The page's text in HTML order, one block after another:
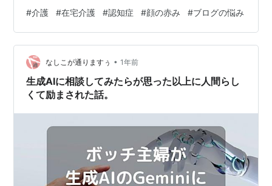
機嫌じゃな～い」とつっこみを入れたいほどだ。 辛そう
な様子もなく、しばらくこのまま続いてくれることを願
うばかりだ。 赤みとぶつぶつの謎 ところが今度は顔と上
半身に赤みが。ぶつぶつまで登場だ。薬の副作用？い
や、まさか私の「ミスト愛」が原因？あせも？？看護師
さんに褒められたし、口を開けたまま寝る…
#介護 #在宅介護 #認知症 #顔の赤み #ブログの悩み
なしこが通りますぅ • 1年前
生成AIに相談してみたらが思った以上に人間らし
くて励まされた話。